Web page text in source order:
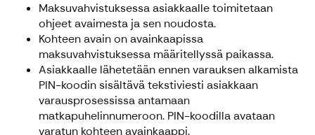
Maksuvahvistuksessa asiakkaalle toimitetaan
ohjeet avaimesta ja sen noudosta.
Kohteen avain on avainkaapissa
maksuvahvistuksessa määritellyssä paikassa.
Asiakkaalle lähetetään ennen varauksen alkamista
PIN-koodin sisältävä tekstiviesti asiakkaan
varausprosessissa antamaan
matkapuhelinnumeroon. PIN-koodilla avataan
varatun kohteen avainkaappi.